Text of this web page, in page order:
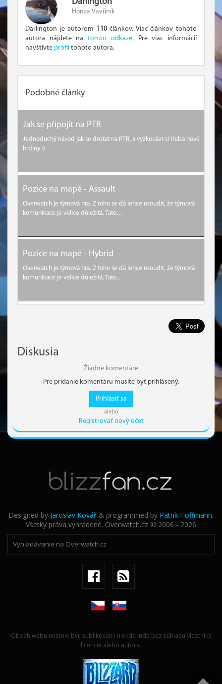
Honza Vavřiník
Darlington je autorom 110článkov. Viac článkov tohoto
autora nájdete natomto odkaze. Pre viac informácií
navštívte profil tohoto autora.
Podobné články
Jak se připojit na PTR
Jednoduchý návod jak se dostat na PTR, a vyzkoušet si třeba nové
hrdiny :)
Pozice na mapě - Assault
Overwatch je týmová hra. Z toho se dá lehce usoudit, že týmová
komunikace je velice důležitá. Tato…
Pozice na mapě - Hybrid
Overwatch je týmová hra. Z toho se dá lehce usoudit, že týmová
komunikace je velice důležitá. Tato…
Diskusia
Žiadne komentáre
Pre pridanie komentáru musíte byť prihlásený.
Prihlásiť sa
alebo
Registrovať nový účet
Designed by Jaroslav Kovář & programmed by Patrik Hoffmann.
Všetky práva vyhradené. Overwatch.cz © 2006 - 2026
Obsah webu nesmie byť publikovaný niekde inde bez súhlasu vlastníka
licencie alebo autora.